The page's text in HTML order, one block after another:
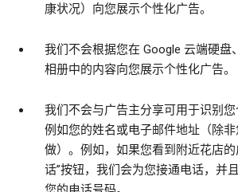
康状况）向您展示个性化广告。
我们不会根据您在 Google 云端硬盘
相册中的内容向您展示个性化广告。
我们不会与广告主分享可用于识别您
例如您的姓名或电子邮件地址（除
做）。例如，如果您看到附近花店
话”按钮，我们会为您接通电话，并